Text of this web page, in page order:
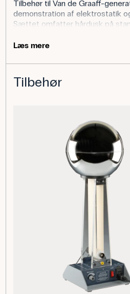
Tilbehør til Van de Graaff-
demonstration af elektrostatik
Sættet omfatter hårdusk på
isoleret stang samt isoleret
som afskærmning og ladningens
korte, illustrative
Specifikationer
Læs mere
Tilbehør